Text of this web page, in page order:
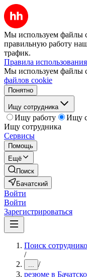
Мы используем файлы
правильную работу
трафик.
Правила
Мы используем файлы
файлов cookie
Понятно
Ищу сотрудника
Ищу работу
Ищу
Ищу сотрудника
Сервисы
Помощь
Ещё
Поиск
Бачатский
Войти
Войти
Зарегистрироваться
Поиск
/
... /
резюме в